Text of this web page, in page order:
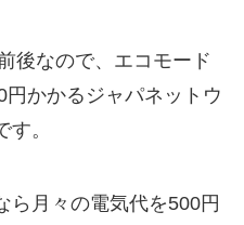
後なので、エコモード
かかるジャパネットウ
。
ら月々の電気代を500円